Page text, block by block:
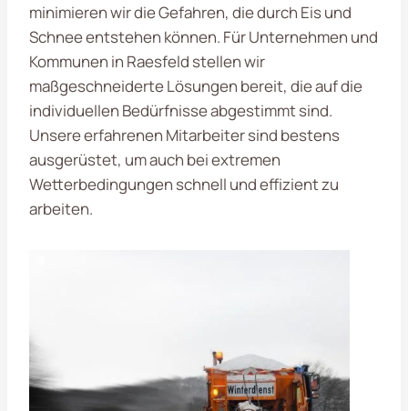
minimieren wir die Gefahren, die durch Eis und
Schnee entstehen können. Für Unternehmen und
Kommunen in Raesfeld stellen wir
maßgeschneiderte Lösungen bereit, die auf die
individuellen Bedürfnisse abgestimmt sind.
Unsere erfahrenen Mitarbeiter sind bestens
ausgerüstet, um auch bei extremen
Wetterbedingungen schnell und effizient zu
arbeiten.